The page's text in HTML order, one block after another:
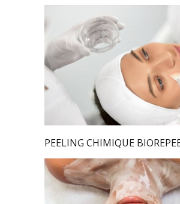
PEELING CHIMIQUE